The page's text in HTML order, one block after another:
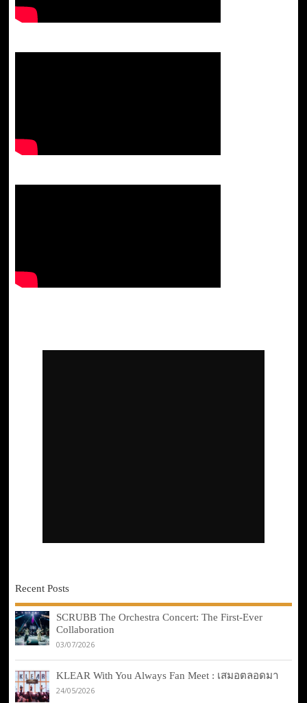
Recent Posts
SCRUBB The Orchestra Concert: The First-Ever
Collaboration
03/07/2026
KLEAR With You Always Fan Meet : เสมอตลอดมา
24/05/2026